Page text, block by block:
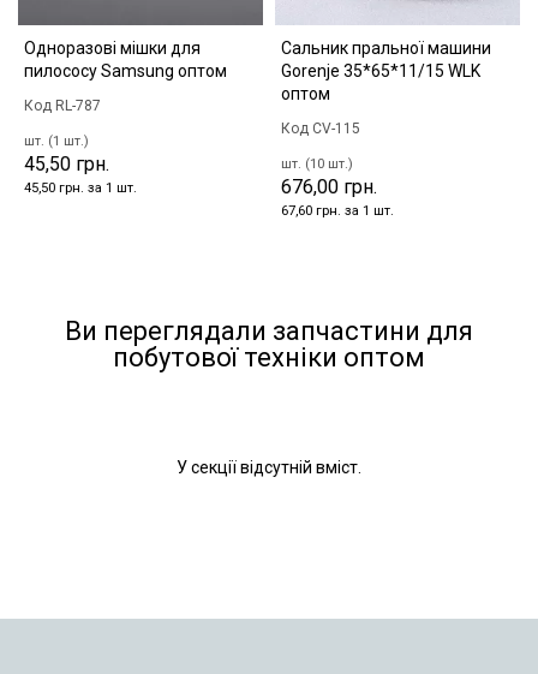
Одноразові мішки для
пилососу Samsung оптом
Код RL-787
шт. (1 шт.)
45,50 грн.
45,50 грн. за 1 шт.
Сальник пральної машини
Gorenje 35*65*11/15 WLK
оптом
Код CV-115
шт. (10 шт.)
676,00 грн.
67,60 грн. за 1 шт.
Ви переглядали запчастини для
побутової техніки оптом
У секції відсутній вміст.